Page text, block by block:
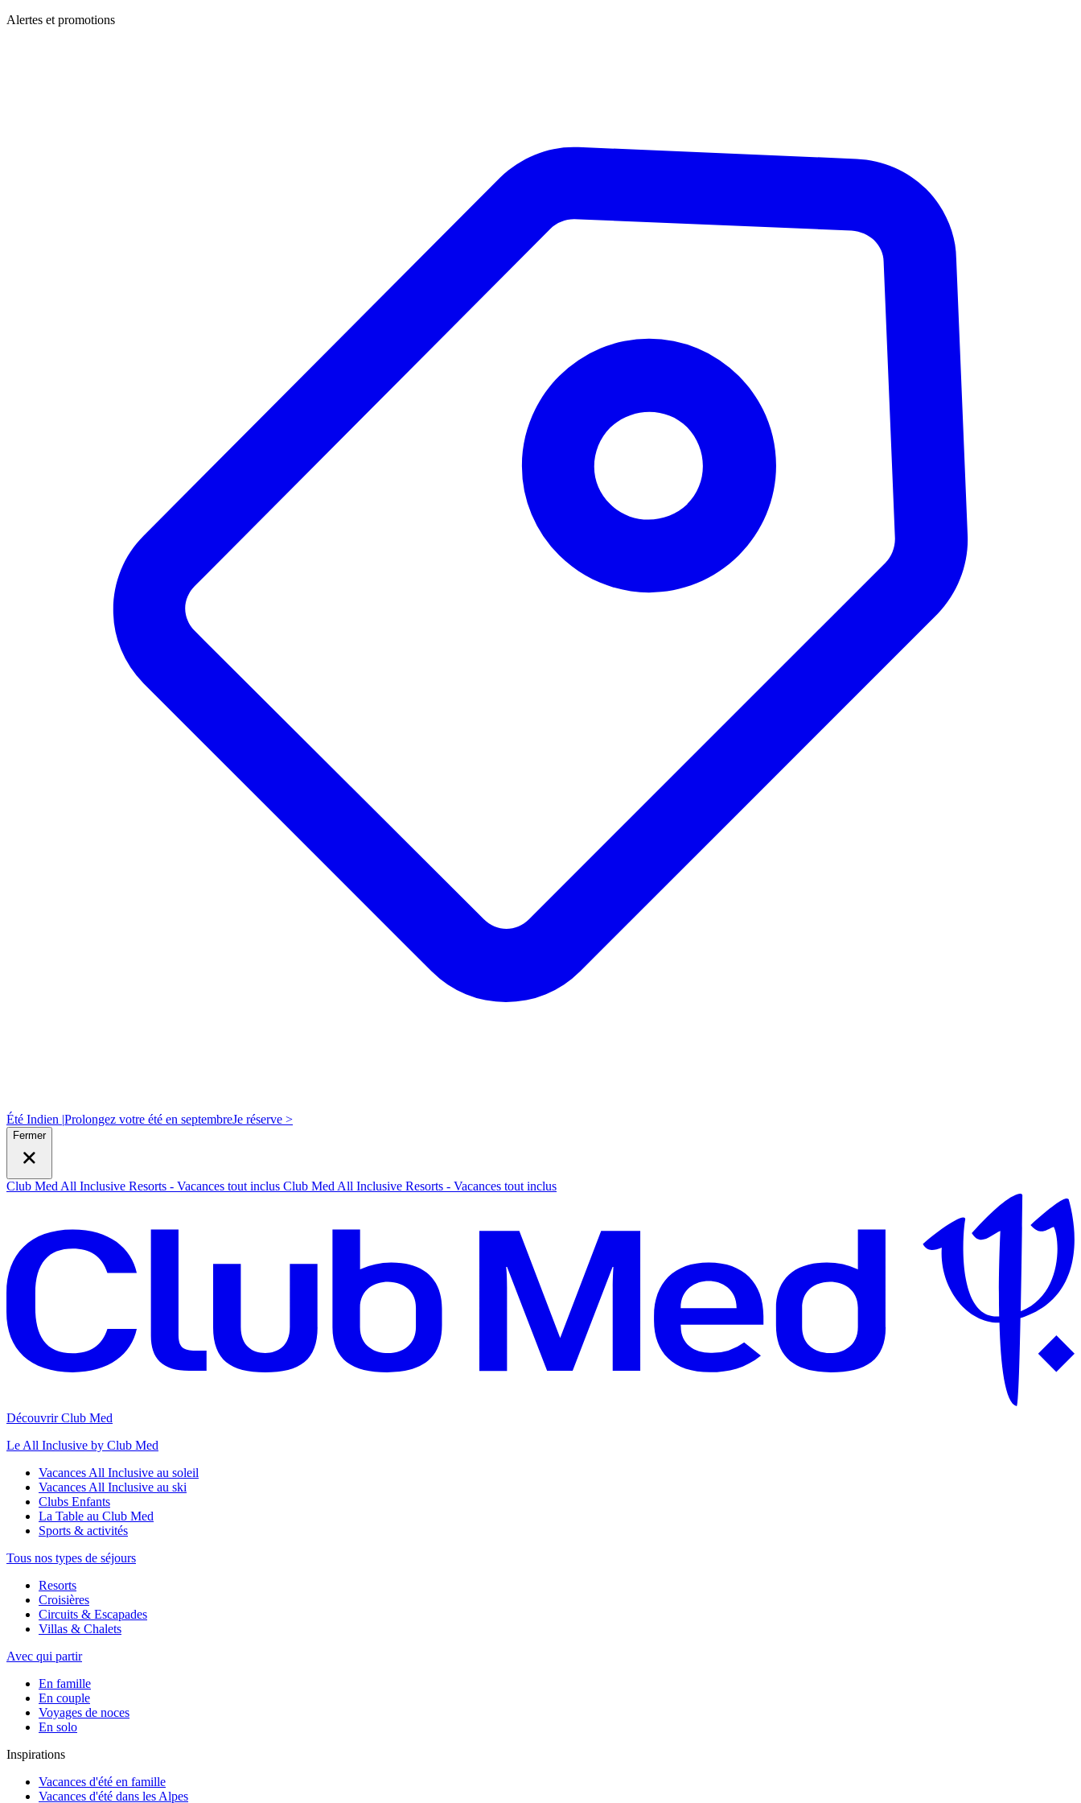
Alertes et promotions
Été Indien |Prolongez votre été en septembreJe réserve >
Fermer
Club Med All Inclusive Resorts - Vacances tout inclus Club Med All Inclusive Resorts - Vacances tout inclus
Découvrir Club Med
Le All Inclusive by Club Med
Vacances All Inclusive au soleil
Vacances All Inclusive au ski
Clubs Enfants
La Table au Club Med
Sports & activités
Tous nos types de séjours
Resorts
Croisières
Circuits & Escapades
Villas & Chalets
Avec qui partir
En famille
En couple
Voyages de noces
En solo
Inspirations
Vacances d'été en famille
Vacances d'été dans les Alpes